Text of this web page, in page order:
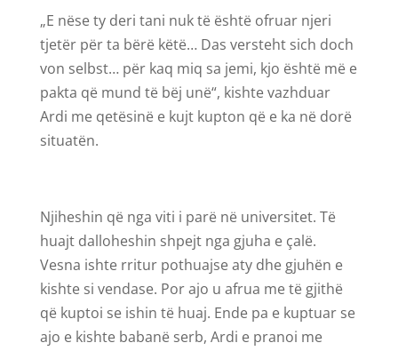
„E nëse ty deri tani nuk të është ofruar njeri
tjetër për ta bërë këtë… Das versteht sich doch
von selbst… për kaq miq sa jemi, kjo është më e
pakta që mund të bëj unë“, kishte vazhduar
Ardi me qetësinë e kujt kupton që e ka në dorë
situatën.
Njiheshin që nga viti i parë në universitet. Të
huajt dalloheshin shpejt nga gjuha e çalë.
Vesna ishte rritur pothuajse aty dhe gjuhën e
kishte si vendase. Por ajo u afrua me të gjithë
që kuptoi se ishin të huaj. Ende pa e kuptuar se
ajo e kishte babanë serb, Ardi e pranoi me